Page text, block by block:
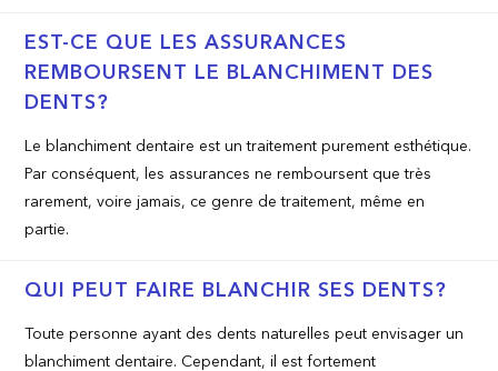
EST-­CE QUE LES ASSURANCES
REMBOURSENT LE BLANCHIMENT DES
DENTS?
Le blanchiment dentaire est un traitement purement esthétique.
Par conséquent, les assurances ne remboursent que très
rarement, voire jamais, ce genre de traitement, même en
partie.
QUI PEUT FAIRE BLANCHIR SES DENTS?
Toute personne ayant des dents naturelles peut envisager un
blanchiment dentaire. Cependant, il est fortement